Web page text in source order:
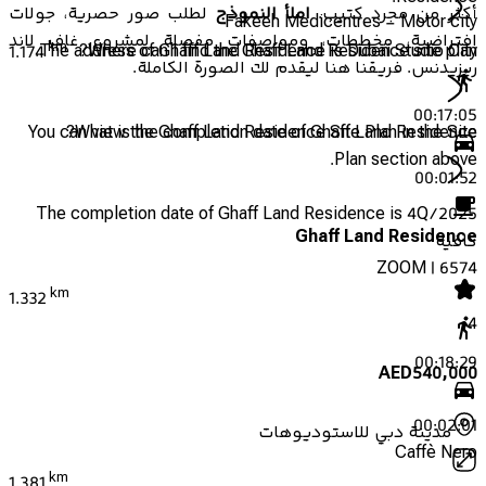
أكثر من مجرد كتيب.املأ النموذج لطلب صور حصرية، جولات
افتراضية، مخططات، ومواصفات مفصلة لمشروع غاف لاند
ريزيدنس. فريقنا هنا ليقدم لك الصورة الكاملة.
Fakeeh Medicentres - Motor city
1.174km
00:17:05
00:01:52
كافيه
ZOOM | 6574
1.332 km
00:18:29
00:02:01
Caffè Nero
km
The address of Ghaff Land Residence is Dubai Studio City.
Where can I find the Ghaff Land Residence site plan?
You can view the Ghaff Land Residence Site Plan in the Site
Plan section above.
What is the completion date of Ghaff Land Residence?
The completion date of Ghaff Land Residence is 4Q/2025
Ghaff Land Residence
4
AED540,000
مدينة دبي للاستوديوهات